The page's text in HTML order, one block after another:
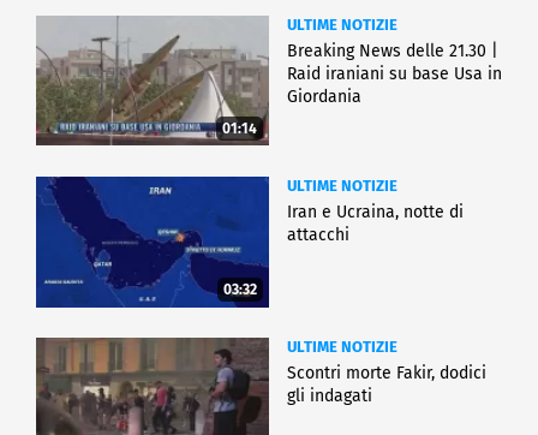
01:14
ULTIME NOTIZIE
Breaking News delle 21.30 |
Raid iraniani su base Usa in
Giordania
03:32
ULTIME NOTIZIE
Iran e Ucraina, notte di
attacchi
ULTIME NOTIZIE
Scontri morte Fakir, dodici
gli indagati